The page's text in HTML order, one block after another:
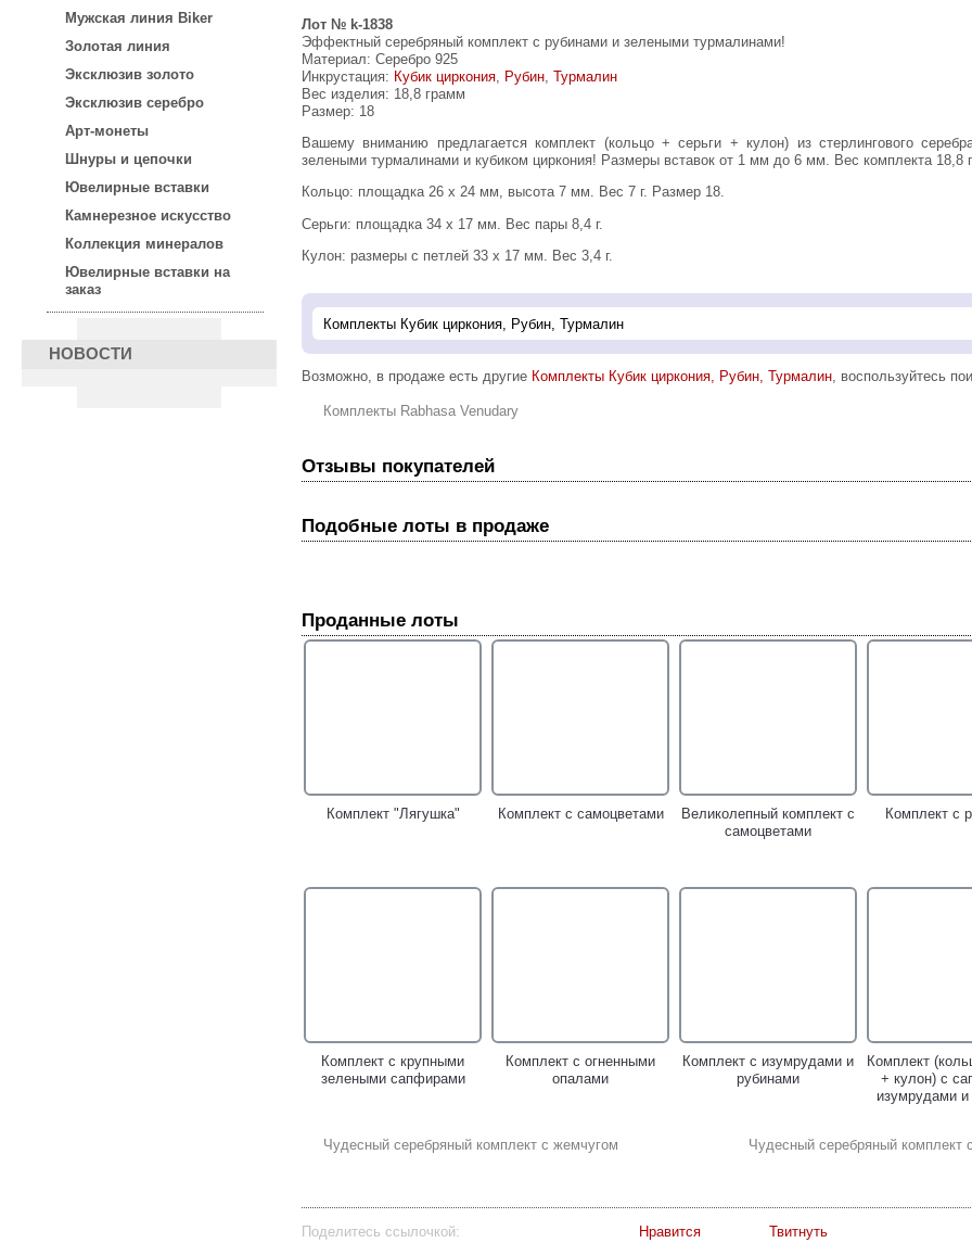
Мужская линия Biker
Золотая линия
Эксклюзив золото
Эксклюзив серебро
Арт-монеты
Шнуры и цепочки
Ювелирные вставки
Камнерезное искусство
Коллекция минералов
Ювелирные вставки на
заказ
НОВОСТИ
Лот № k-1838
Эффектный серебряный комплект с рубинами и зелеными турмалинами!
Материал: Серебро 925
Инкрустация: Кубик циркония, Рубин, Турмалин
Вес изделия: 18,8 грамм
Размер: 18
Вашему вниманию предлагается комплект (кольцо + серьги + кулон) из стерлингового серебра (925 проба) с рубинами,
зелеными турмалинами и кубиком циркония! Размеры вставок от 1 мм до 6 мм. Вес комплекта 18,8
Кольцо: площадка 26 х 24 мм, высота 7 мм. Вес 7 г. Размер 18.
Серьги: площадка 34 х 17 мм. Вес пары 8,4 г.
Кулон: размеры с петлей 33 х 17 мм. Вес 3,4 г.
Возможно, в продаже есть другие Комплекты Кубик циркония, Рубин, Турмалин, воспользуйтесь
Комплекты Rabhasa Venudary
Отзывы покупателей
Подобные лоты в продаже
Проданные лоты
Комплект "Лягушка" Комплект с самоцветами
Великолепный комплект с
самоцветами
Комплект с
Комплект с крупными
зелеными сапфирами
Комплект с огненными
опалами
Комплект с изумрудами и
рубинами
Комплект
+ кулон) с
изумрудами
Чудесный серебряный комплект с жемчугом Чудесный серебряный комплект
Поделитесь ссылочкой: Нравится Твитнуть